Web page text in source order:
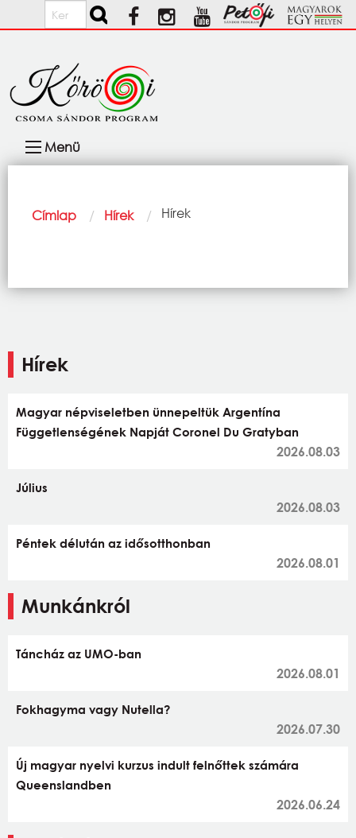
Ugrás a tartalomra
Keresés
navigáció
Menü
Morzsa
Címlap Hírek Current:
Hírek
Hírek
Magyar népviseletben ünnepeltük Argentína
Függetlenségének Napját Coronel Du Gratyban
2026.08.03
Július
2026.08.03
Péntek délután az idősotthonban
2026.08.01
Munkánkról
Táncház az UMO-ban
2026.08.01
Fokhagyma vagy Nutella?
2026.07.30
Új magyar nyelvi kurzus indult felnőttek számára
Queenslandben
2026.06.24